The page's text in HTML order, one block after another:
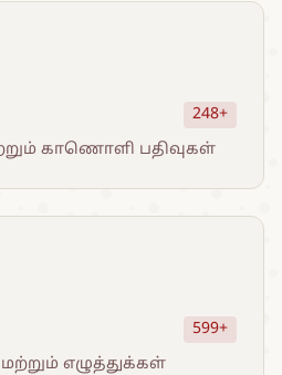
248+
காணொளி பதிவுகள்
599+
எழுத்துக்கள்